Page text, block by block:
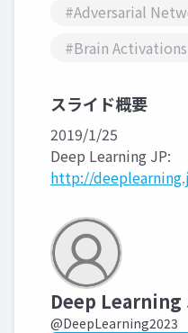
#Adversarial
#Brain Activations
スライド概要
2019/1/25
Deep Learning JP:
http://
Deep Learning
@DeepLearning2023